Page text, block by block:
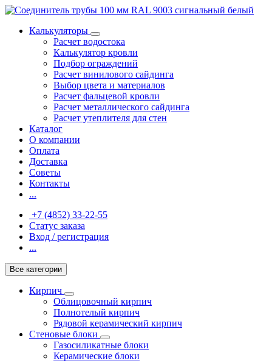
Калькуляторы
Расчет водостока
Калькулятор кровли
Подбор ограждений
Расчет винилового сайдинга
Выбор цвета и материалов
Расчет фальцевой кровли
Расчет металлического сайдинга
Расчет утеплителя для стен
Каталог
О компании
Оплата
Доставка
Советы
Контакты
...
+7 (4852) 33-22-55
Статус заказа
Вход / регистрация
...
Все категории
Кирпич
Облицовочный кирпич
Полнотелый кирпич
Рядовой керамический кирпич
Стеновые блоки
Газосиликатные блоки
Керамические блоки